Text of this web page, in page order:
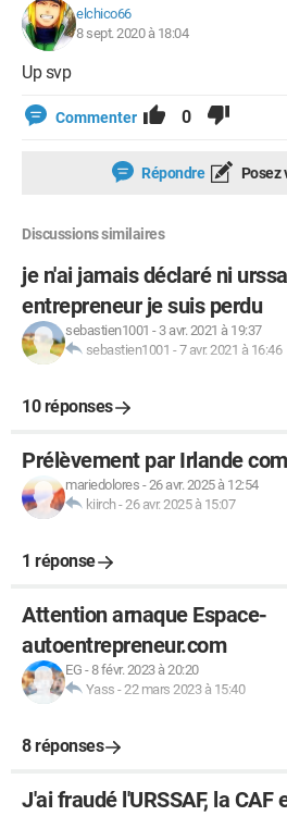
elchico66
8 sept. 2020 à 18:04
Up svp
Commenter 0
Répondre Posez
Discussions similaires
je n'ai jamais déclaré ni
entrepreneur je suis perdu
sebastien1001 - 3 avr. 2021 à 19:37
sebastien1001 -7 avr. 2021 à 16:46
10 réponses
Prélèvement par Irlande
mariedolores -26 avr. 2025 à 12:54
kiirch-26 avr. 2025 à 15:07
1 réponse
Attention arnaque Espace-
autoentrepreneur.com
EG -8 févr. 2023 à 20:20
Yass -22 mars 2023 à 15:40
8 réponses
J'ai fraudé l'URSSAF, la CAF